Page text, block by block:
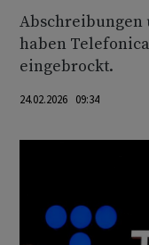
Abschreibungen
haben
eingebrockt.
24.02.2026 09:34